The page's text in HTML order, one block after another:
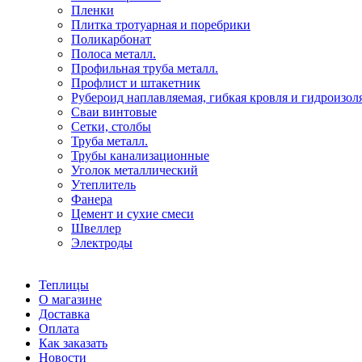
Пленки
Плитка тротуарная и поребрики
Поликарбонат
Полоса металл.
Профильная труба металл.
Профлист и штакетник
Рубероид наплавляемая, гибкая кровля и
Сваи винтовые
Сетки, столбы
Труба металл.
Трубы канализационные
Уголок металлический
Утеплитель
Фанера
Цемент и сухие смеси
Швеллер
Электроды
Теплицы
О магазине
Доставка
Оплата
Как заказать
Новости